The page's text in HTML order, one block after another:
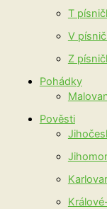
T
V
Z
Pohádky
Pověsti